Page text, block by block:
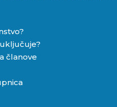
članove